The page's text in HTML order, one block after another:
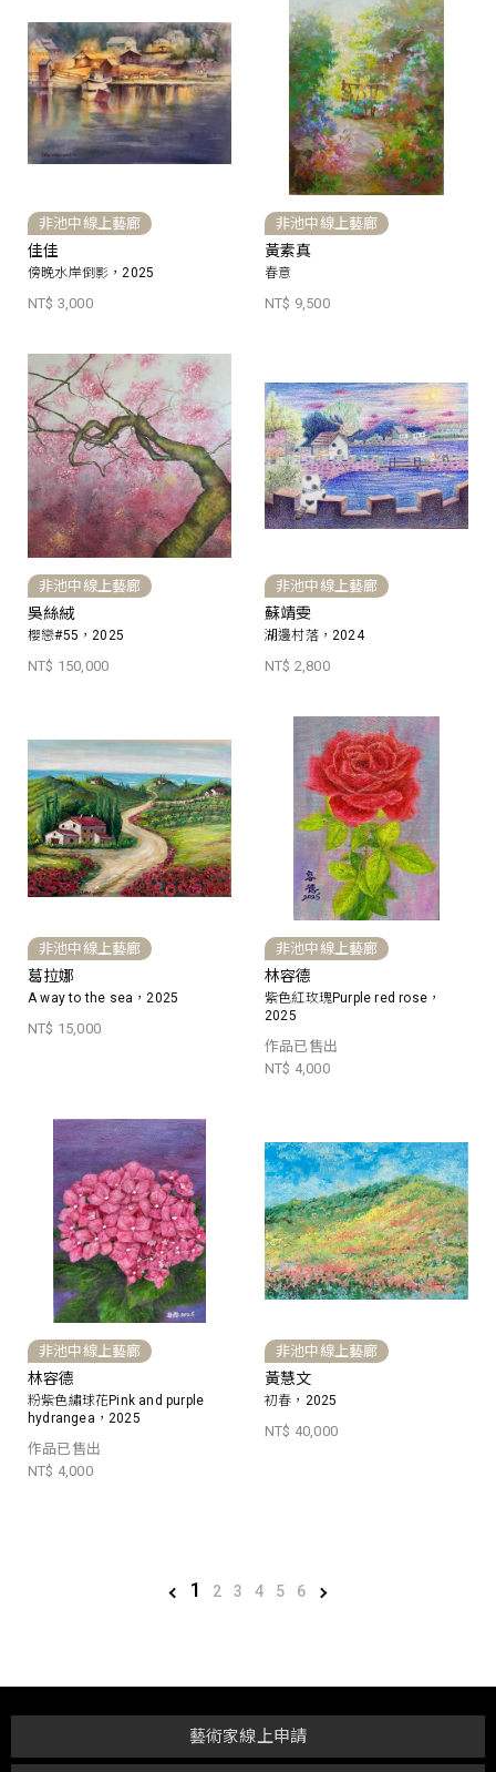
非池中線上藝廊
佳佳
傍晚水岸倒影，2025
NT$ 3,000
非池中線上藝廊
黃素真
春意
NT$ 9,500
非池中線上藝廊
吳絲絨
櫻戀#55，2025
NT$ 150,000
非池中線上藝廊
蘇靖雯
湖邊村落，2024
NT$ 2,800
非池中線上藝廊
葛拉娜
A way to the sea，2025
NT$ 15,000
非池中線上藝廊
林容德
紫色紅玫瑰Purple red rose，
2025
作品已售出
NT$ 4,000
非池中線上藝廊
林容德
粉紫色繡球花Pink and purple
hydrangea，2025
作品已售出
NT$ 4,000
非池中線上藝廊
黃慧文
初春，2025
NT$ 40,000
1 2 3 4 5 6
藝術家線上申請